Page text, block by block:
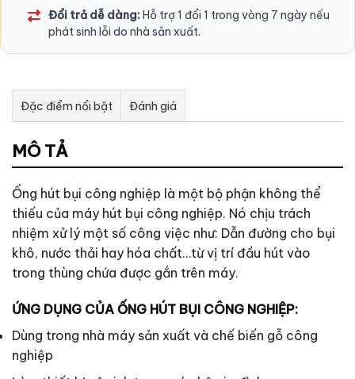
Đổi trả dễ dàng:Hỗ trợ 1 đổi 1 trong vòng 7 ngày nếu
phát sinh lỗi do nhà sản xuất.
Đặc điểm nổi bật Đánh giá
Tư vấn & bán hàng qua Facebook
MÔ TẢ
Ống hút bụi công nghiệp là một bộ phận không thể
thiếu của máy hút bụi công nghiệp. Nó chịu trách
nhiệm xử lý một số công việc như: Dẫn đường cho bụi
khô, nước thải hay hóa chất…từ vị trí đầu hút vào
trong thùng chứa được gắn trên máy.
ỨNG DỤNG CỦA ỐNG HÚT BỤI CÔNG NGHIỆP:
Dùng trong nhà máy sản xuất và chế biến gỗ công
nghiệp